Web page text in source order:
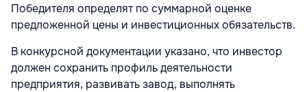
Победителя определят по суммарной оценке
предложенной цены и инвестиционных обязательств.
В конкурсной документации указано, что инвестор
должен сохранить профиль деятельности
предприятия, развивать завод, выполнять